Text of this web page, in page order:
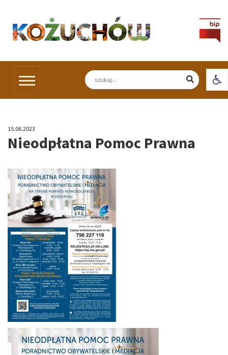
content
15.06.2023
Nieodpłatna Pomoc Prawna